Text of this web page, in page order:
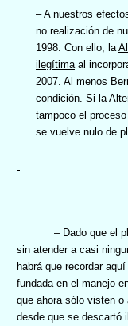
– A nuestros
no realización de
1998. Con ello, la
ilegítima al
2007. Al menos
condición. Si la
tampoco el
se vuelve nulo de
– Dado que el
sin atender a casi
habrá que recordar
fundada en el manejo
que ahora sólo visten o
desde que se descartó